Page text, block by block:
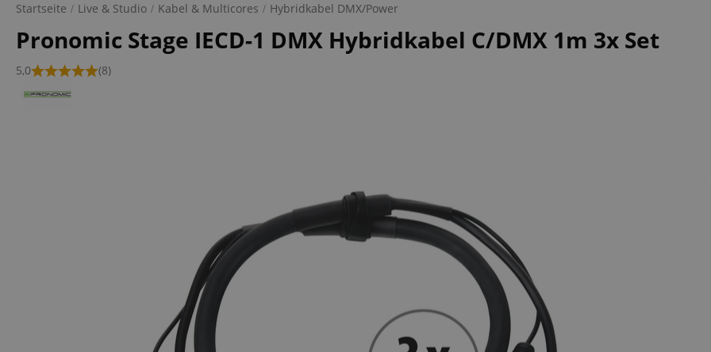
Startseite Live & Studio Kabel & Multicores Hybridkabel DMX/Power
Pronomic Stage IECD-1 DMX Hybridkabel C/DMX 1m 3x Set
5,0 (8)